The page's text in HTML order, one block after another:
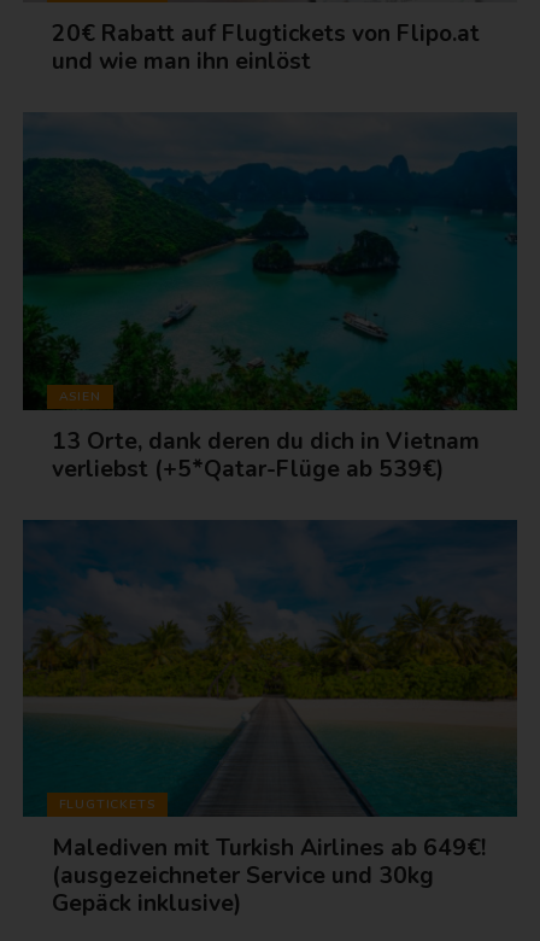
20€ Rabatt auf Flugtickets von Flipo.at
und wie man ihn einlöst
ASIEN
13 Orte, dank deren du dich in Vietnam
verliebst (+5*Qatar-Flüge ab 539€)
FLUGTICKETS
Malediven mit Turkish Airlines ab 649€!
(ausgezeichneter Service und 30kg
Gepäck inklusive)